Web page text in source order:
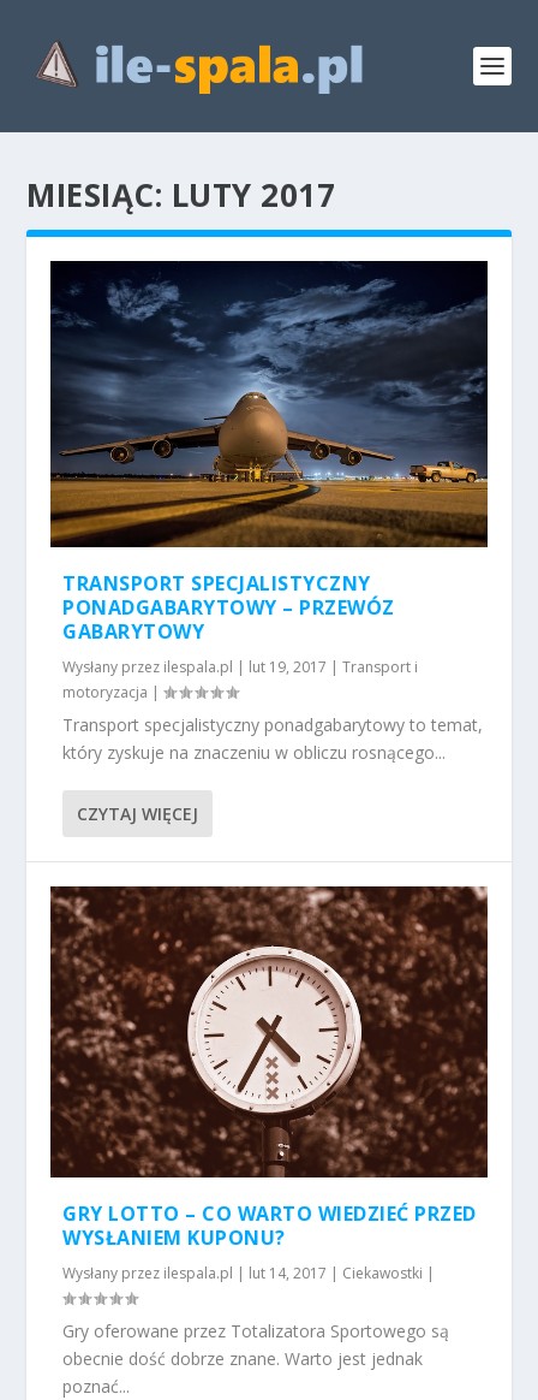
MIESIĄC: LUTY 2017
TRANSPORT SPECJALISTYCZNY
PONADGABARYTOWY – PRZEWÓZ
GABARYTOWY
Wysłany przez ilespala.pl | lut 19, 2017 |Transport i
motoryzacja |
Transport specjalistyczny ponadgabarytowy to temat,
który zyskuje na znaczeniu w obliczu rosnącego...
CZYTAJ WIĘCEJ
GRY LOTTO – CO WARTO WIEDZIEĆ PRZED
WYSŁANIEM KUPONU?
Wysłany przez ilespala.pl | lut 14, 2017 | Ciekawostki |
Gry oferowane przez Totalizatora Sportowego są
obecnie dość dobrze znane. Warto jest jednak
poznać...